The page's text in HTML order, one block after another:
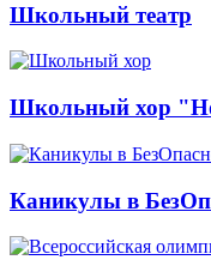
Школьный театр
Школьный хор
Каникулы в